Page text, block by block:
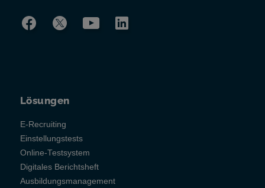
Lösungen
E-Recruiting
Einstellungstests
Online-Testsystem
Digitales Berichtsheft
Ausbildungsmanagement